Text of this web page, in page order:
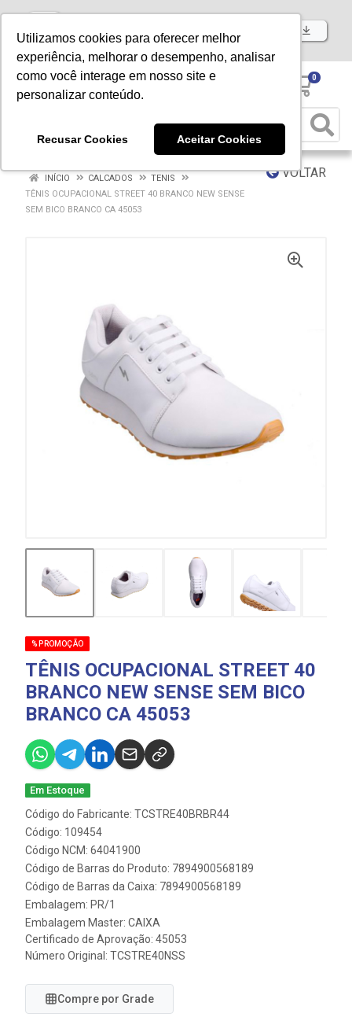
Utilizamos cookies para oferecer melhor
experiência, melhorar o desempenho, analisar
como você interage em nosso site e
personalizar conteúdo.
Recusar Cookies Aceitar Cookies
Baixe já nosso APP
0
VOLTAR
INÍCIO CALCADOS
TENIS
TÊNIS OCUPACIONAL STREET 40 BRANCO NEW SENSE
SEM BICO BRANCO CA 45053
% PROMOÇÃO
TÊNIS OCUPACIONAL STREET 40
BRANCO NEW SENSE SEM BICO
BRANCO CA 45053
Em Estoque
Código do Fabricante: TCSTRE40BRBR44
Código: 109454
Código NCM: 64041900
Código de Barras do Produto: 7894900568189
Código de Barras da Caixa: 7894900568189
Embalagem: PR/1
Embalagem Master: CAIXA
Certificado de Aprovação: 45053
Número Original: TCSTRE40NSS
Compre por Grade